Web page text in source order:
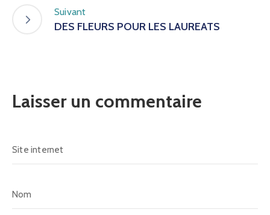
Suivant
DES FLEURS POUR LES LAUREATS
Laisser un commentaire